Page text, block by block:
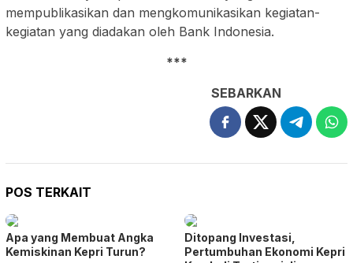
mempublikasikan dan mengkomunikasikan kegiatan-
kegiatan yang diadakan oleh Bank Indonesia.
***
SEBARKAN
POS TERKAIT
Apa yang Membuat Angka
Kemiskinan Kepri Turun?
Ditopang Investasi,
Pertumbuhan Ekonomi Kepri